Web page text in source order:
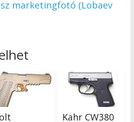
marketingfotó (Lobaev
Kahr CW380